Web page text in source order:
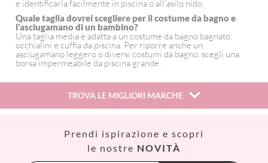
e identificarla facilmente in piscina o all'asilo nido.
Quale taglia dovrei scegliere per il costume da bagno e
l'asciugamano di un bambino?
Una taglia media è adatta a un costume da bagno bagnato,
occhialini e cuffia da piscina. Per riporre anche un
asciugamano leggero o diversi costumi da bagno, scegli una
borsa impermeabile da piscina grande.
TROVA LE MIGLIORI MARCHE
Prendi ispirazione e scopri
le nostre NOVITÀ